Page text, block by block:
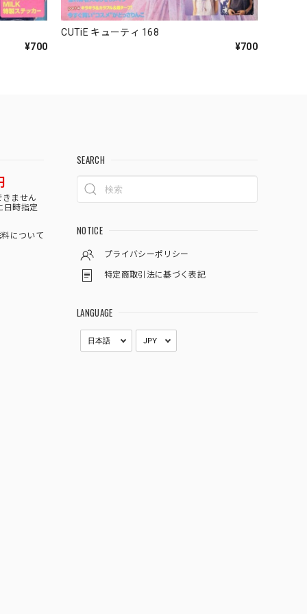
¥700
CUTiE キューティ 168
¥700
きません
日時指定
について
SEARCH
NOTICE
プライバシーポリシー
特定商取引法に基づく表記
LANGUAGE